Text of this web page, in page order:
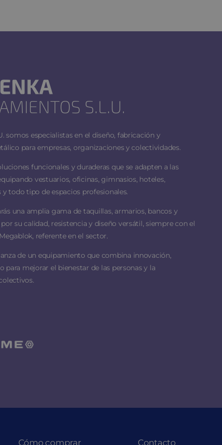
somos especialistas en el diseño, fabricación y
para empresas, organizaciones y colectividades.
funcionales y duraderas que se adapten a las
vestuarios, oficinas, gimnasios, hoteles,
todo tipo de espacios profesionales.
una amplia gama de taquillas, armarios, bancos y
su calidad, resistencia y diseño versátil, siempre con el
referente en el sector.
de un equipamiento que combina innovación,
para mejorar el bienestar de las personas y la
Cómo comprar Contacto